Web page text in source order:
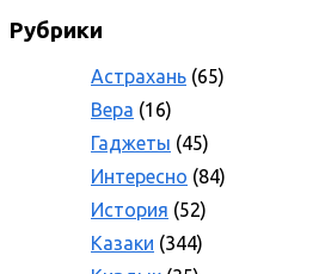
Рубрики
Астрахань (65)
Вера (16)
Гаджеты (45)
Интересно (84)
История (52)
Казаки (344)